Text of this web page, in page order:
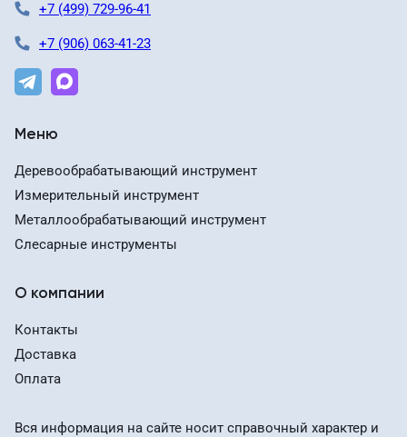
+7 (499) 729-96-41
+7 (906) 063-41-23
Меню
Деревообрабатывающий инструмент
Измерительный инструмент
Металлообрабатывающий инструмент
Слесарные инструменты
О компании
Контакты
Доставка
Оплата
Вся информация на сайте носит справочный характер и